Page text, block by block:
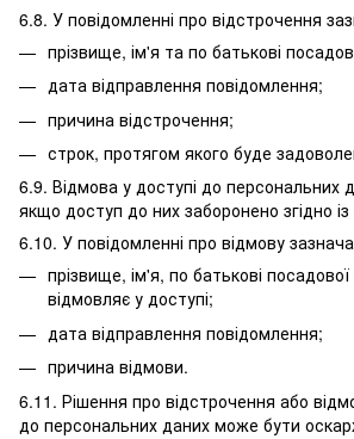
6.8. У повідомленні про відстрочення
прізвище, ім'я та по батькові
дата відправлення повідомлення;
причина відстрочення;
строк, протягом якого буде
6.9. Відмова у доступі до персональних
якщо доступ до них заборонено згідно
6.10. У повідомленні про відмову
прізвище, ім'я, по батькові
відмовляє у доступі;
дата відправлення повідомлення;
причина відмови.
6.11. Рішення про відстрочення або
до персональних даних може бути